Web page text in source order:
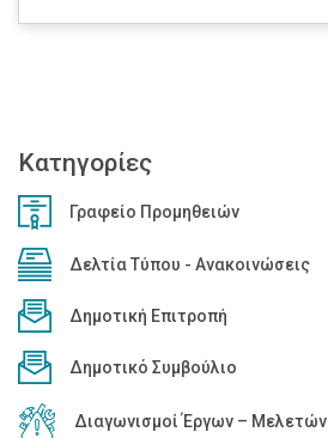
Κατηγορίες
Γραφείο Προμηθειών
Δελτία Τύπου - Ανακοινώσεις
Δημοτική Επιτροπή
Δημοτικό Συμβούλιο
Διαγωνισμοί Έργων – Μελετών